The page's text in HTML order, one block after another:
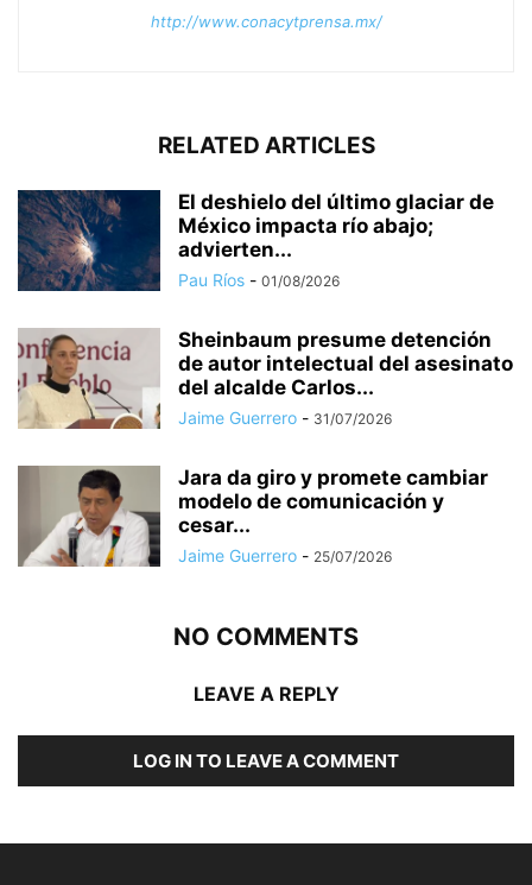
http://www.conacytprensa.mx/
RELATED ARTICLES
El deshielo del último glaciar de
México impacta río abajo;
advierten...
Pau Ríos - 01/08/2026
Sheinbaum presume detención
de autor intelectual del asesinato
del alcalde Carlos...
Jaime Guerrero - 31/07/2026
Jara da giro y promete cambiar
modelo de comunicación y
cesar...
Jaime Guerrero - 25/07/2026
NO COMMENTS
LEAVE A REPLY
LOG IN TO LEAVE A COMMENT